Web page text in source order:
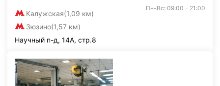
Калужская(1,09 км)
Зюзино(1,57 км)
Пн-Вс: 09:00 - 21:00
Научный п-д, 14А, стр.8